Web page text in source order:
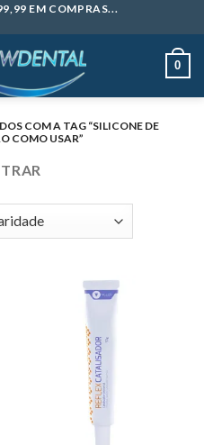
EM COMPRAS...
0
COM A TAG “SILICONE DE
COMO USAR”